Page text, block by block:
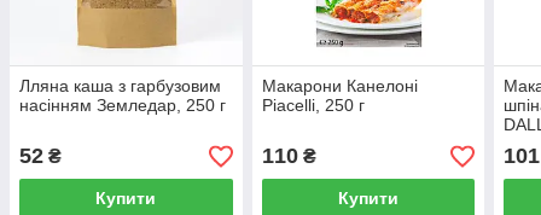
Лляна каша з гарбузовим
насінням Земледар, 250 г
52 ₴
Купити
Макарони Канелоні
Piacelli, 250 г
110₴
Купити
101